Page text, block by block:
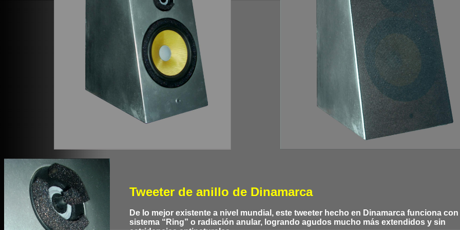
Tweeter de anillo de Dinamarca
De lo mejor existente a nivel mundial, este tweeter hecho en Dinamarca funciona con
sistema “Ring” o radiación anular, logrando agudos mucho más extendidos y sin